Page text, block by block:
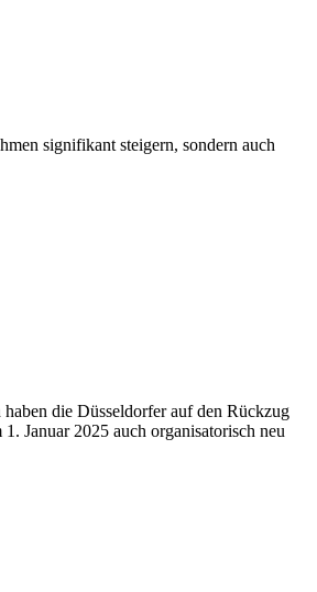
signifikant steigern, sondern auch
die Düsseldorfer auf den Rückzug
Januar 2025 auch organisatorisch neu